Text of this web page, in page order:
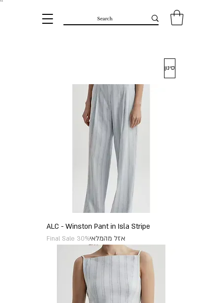
``​
סינון
ALC - Winston Pant in Isla Stripe
אזל מהמלאיFinal Sale 30%